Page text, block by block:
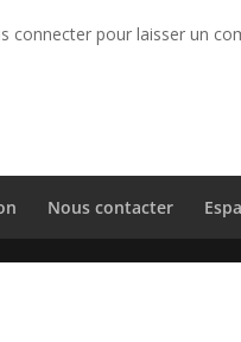
connecter pour laisser un
Nous contacter